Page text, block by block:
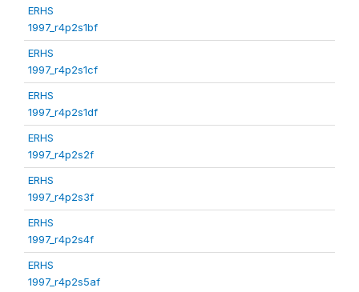
ERHS
1997_r4p2s1bf
ERHS
1997_r4p2s1cf
ERHS
1997_r4p2s1df
ERHS
1997_r4p2s2f
ERHS
1997_r4p2s3f
ERHS
1997_r4p2s4f
ERHS
1997_r4p2s5af